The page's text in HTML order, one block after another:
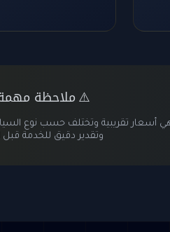
⚠️ ملاحظة
هي أسعار تقريبية وتختلف حسب نوع
وتقدير دقيق للخدمة قبل